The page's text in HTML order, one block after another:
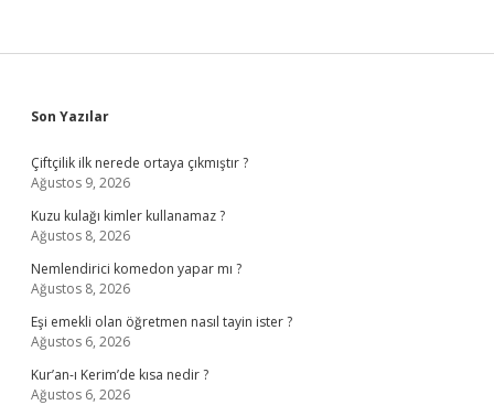
Sidebar
Son Yazılar
Çiftçilik ilk nerede ortaya çıkmıştır ?
Ağustos 9, 2026
Kuzu kulağı kimler kullanamaz ?
Ağustos 8, 2026
Nemlendirici komedon yapar mı ?
Ağustos 8, 2026
Eşi emekli olan öğretmen nasıl tayin ister ?
Ağustos 6, 2026
Kur’an-ı Kerim’de kısa nedir ?
Ağustos 6, 2026